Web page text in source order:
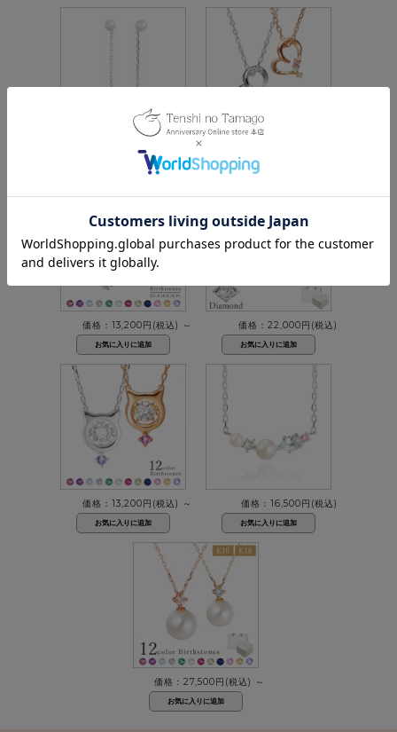
価格：13,200円(税込) ～ 価格：22,000円(税込)
価格：13,200円(税込) ～ 価格：16,500円(税込)
価格：27,500円(税込) ～